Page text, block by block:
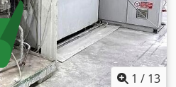
met touchscreen -
2 stuks - Toeluchtfilterplafond -
4.455 mm - Totale
Hz: 400 / 50 - Locatie: niet op
max. +/- 5%
1 / 13